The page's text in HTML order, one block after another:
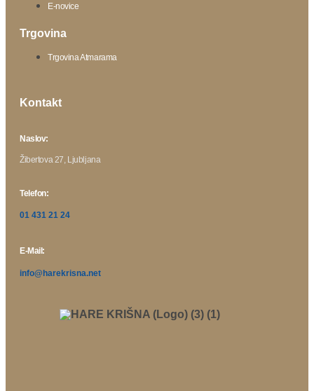
E-novice
Trgovina
Trgovina Atmarama
Kontakt
Naslov:
Žibertova 27, Ljubljana
Telefon:
01 431 21 24
E-Mail:
info@harekrisna.net